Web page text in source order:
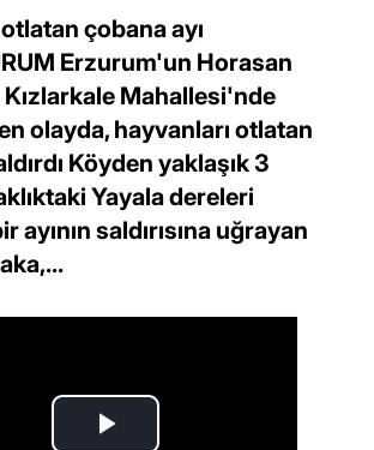
çobana ayı
Erzurum'un Horasan
Kızlarkale Mahallesi'nde
olayda, hayvanları otlatan
Köyden yaklaşık 3
Yayala dereleri
ayının saldırısına uğrayan